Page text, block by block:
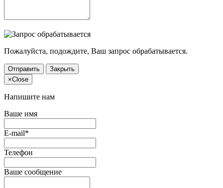
Пожалуйста, подождите, Ваш запрос обрабатывается.
Отправить
Закрыть
×Close
Напишите нам
Ваше имя
E-mail*
Телефон
Ваше сообщение